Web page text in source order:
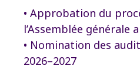
• Approbation du
l’Assemblée générale
• Nomination des
2026–2027